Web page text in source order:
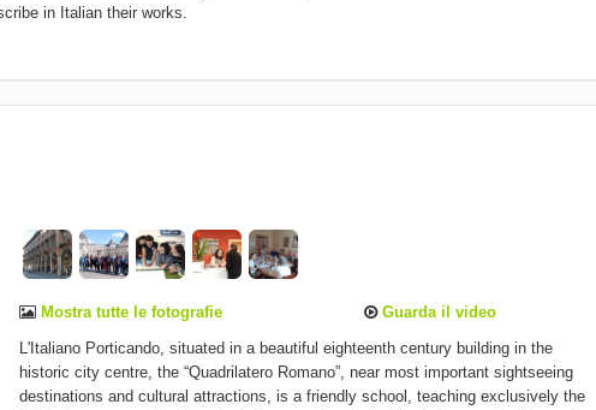
in Italian their works.
Mostra tutte le fotografie
Guarda il video
L'Italiano Porticando, situated in a beautiful eighteenth century building in the
historic city centre, the “Quadrilatero Romano”, near most important sightseeing
destinations and cultural attractions, is a friendly school, teaching exclusively the